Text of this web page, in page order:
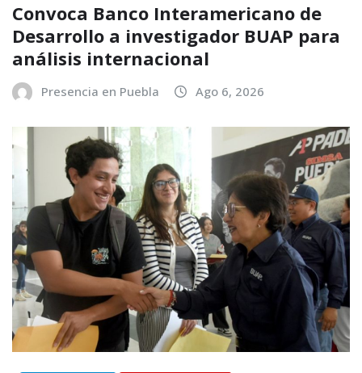
Convoca Banco Interamericano de
Desarrollo a investigador BUAP para
análisis internacional
Presencia en Puebla Ago 6, 2026